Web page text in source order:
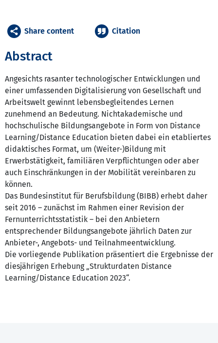
Abstract
Angesichts rasanter technologischer Entwicklungen und
einer umfassenden Digitalisierung von Gesellschaft und
Arbeitswelt gewinnt lebensbegleitendes Lernen
zunehmend an Bedeutung. Nichtakademische und
hochschulische Bildungsangebote in Form von Distance
Learning/Distance Education bieten dabei ein etabliertes
didaktisches Format, um (Weiter-)Bildung mit
Erwerbstätigkeit, familiären Verpflichtungen oder aber
auch Einschränkungen in der Mobilität vereinbaren zu
können.
Das Bundesinstitut für Berufsbildung (BIBB) erhebt daher
seit 2016 – zunächst im Rahmen einer Revision der
Fernunterrichtsstatistik – bei den Anbietern
entsprechender Bildungsangebote jährlich Daten zur
Anbieter-, Angebots- und Teilnahmeentwicklung.
Die vorliegende Publikation präsentiert die Ergebnisse der
diesjährigen Erhebung „Strukturdaten Distance
Learning/Distance Education 2023“.
Share content Citation